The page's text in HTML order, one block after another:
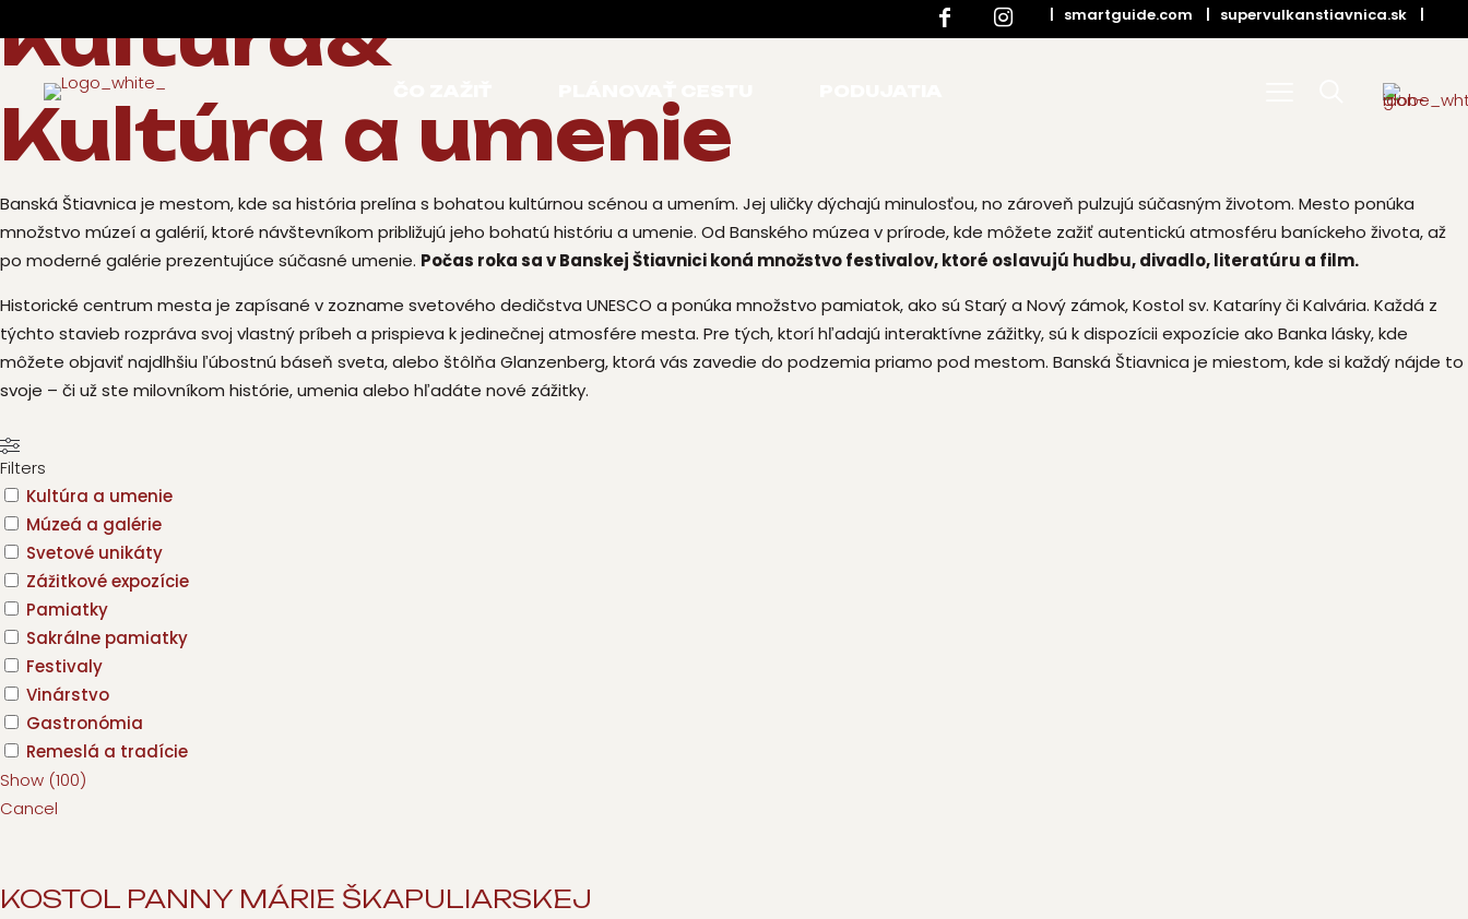
| smartguide.com | supervulkanstiavnica.sk |
Kultúra&
Kultúra a umenie
Banská Štiavnica je mestom, kde sa história prelína s bohatou kultúrnou scénou a umením. Jej uličky dýchajú minulosťou, no zároveň pulzujú súčasným životom. Mesto ponúka
množstvo múzeí a galérií, ktoré návštevníkom približujú jeho bohatú históriu a umenie. Od Banského múzea v prírode, kde môžete zažiť autentickú atmosféru baníckeho života, až
po moderné galérie prezentujúce súčasné umenie. Počas roka sa v Banskej Štiavnici koná množstvo festivalov, ktoré oslavujú hudbu, divadlo, literatúru a film.
Historické centrum mesta je zapísané v zozname svetového dedičstva UNESCO a ponúka množstvo pamiatok, ako sú Starý a Nový zámok, Kostol sv. Kataríny či Kalvária. Každá z
týchto stavieb rozpráva svoj vlastný príbeh a prispieva k jedinečnej atmosfére mesta. Pre tých, ktorí hľadajú interaktívne zážitky, sú k dispozícii expozície ako Banka lásky, kde
môžete objaviť najdlhšiu ľúbostnú báseň sveta, alebo štôlňa Glanzenberg, ktorá vás zavedie do podzemia priamo pod mestom. Banská Štiavnica je miestom, kde si každý nájde to
svoje – či už ste milovníkom histórie, umenia alebo hľadáte nové zážitky.
Filters
Kultúra a umenie
Múzeá a galérie
Svetové unikáty
Zážitkové expozície
Pamiatky
Sakrálne pamiatky
Festivaly
Vinárstvo
Gastronómia
Remeslá a tradície
Show (100)
Cancel
KOSTOL PANNY MÁRIE ŠKAPULIARSKEJ